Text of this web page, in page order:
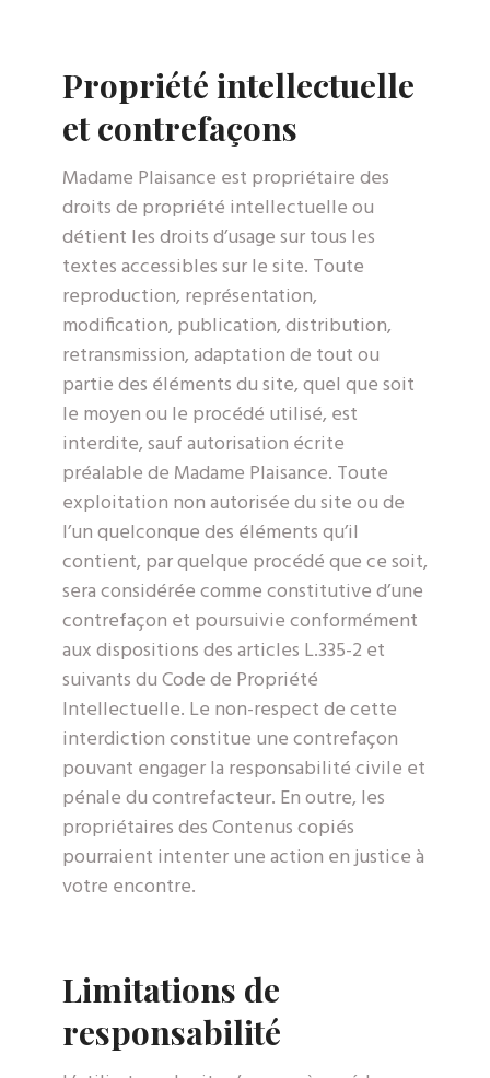
Propriété intellectuelle
et contrefaçons
Madame Plaisance est propriétaire des
droits de propriété intellectuelle ou
détient les droits d’usage sur tous les
textes accessibles sur le site. Toute
reproduction, représentation,
modification, publication, distribution,
retransmission, adaptation de tout ou
partie des éléments du site, quel que soit
le moyen ou le procédé utilisé, est
interdite, sauf autorisation écrite
préalable de Madame Plaisance. Toute
exploitation non autorisée du site ou de
l’un quelconque des éléments qu’il
contient, par quelque procédé que ce soit,
sera considérée comme constitutive d’une
contrefaçon et poursuivie conformément
aux dispositions des articles L.335-2 et
suivants du Code de Propriété
Intellectuelle. Le non-respect de cette
interdiction constitue une contrefaçon
pouvant engager la responsabilité civile et
pénale du contrefacteur. En outre, les
propriétaires des Contenus copiés
pourraient intenter une action en justice à
votre encontre.
Limitations de
responsabilité